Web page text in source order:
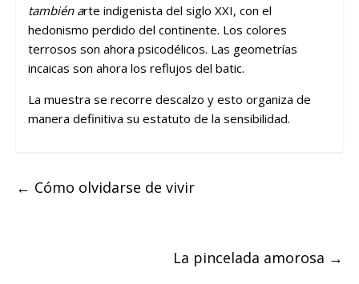
también arte indigenista del siglo XXI, con el
hedonismo perdido del continente. Los colores
terrosos son ahora psicodélicos. Las geometrías
incaicas son ahora los reflujos del batic.
La muestra se recorre descalzo y esto organiza de
manera definitiva su estatuto de la sensibilidad.
← Cómo olvidarse de vivir
La pincelada amorosa →